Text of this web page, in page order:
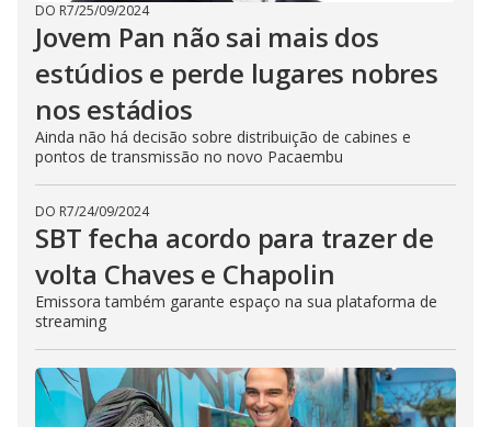
DO R7/25/09/2024
Jovem Pan não sai mais dos
estúdios e perde lugares nobres
nos estádios
Ainda não há decisão sobre distribuição de cabines e
pontos de transmissão no novo Pacaembu
DO R7/24/09/2024
SBT fecha acordo para trazer de
volta Chaves e Chapolin
Emissora também garante espaço na sua plataforma de
streaming